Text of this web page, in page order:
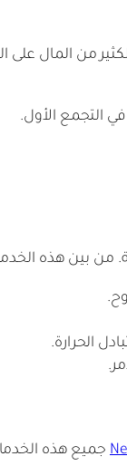
من المال على
التجمع الأول.
من بين هذه
الحرارة.
جميع هذه